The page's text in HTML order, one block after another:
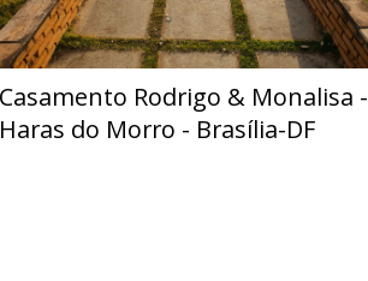
Casamento Rodrigo & Monalisa -
Haras do Morro - Brasília-DF